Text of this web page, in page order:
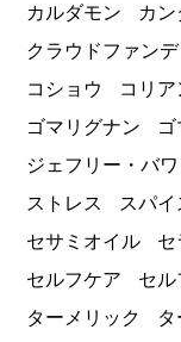
カルダモン
カン
クラウドファン
コショウ
コリ
ゴマリグナン
ゴ
ジェフリー・バワ
ストレス
スパイ
セサミオイル
セ
セルフケア
セル
ターメリック